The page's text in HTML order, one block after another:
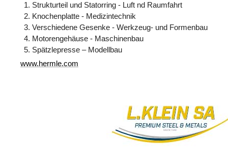
Strukturteil und Statorring - Luft nd Raumfahrt
Knochenplatte - Medizintechnik
Verschiedene Gesenke - Werkzeug- und Formenbau
Motorengehäuse - Maschinenbau
Spätzlepresse – Modellbau
www.hermle.com